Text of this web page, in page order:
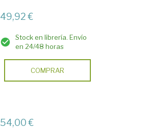
49,92 €
Stock en librería. Envío
en 24/48 horas
COMPRAR
54,00 €